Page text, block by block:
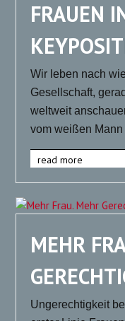
FRAUEN
Wir leben nach
Gesellschaft,
weltweit
vom weißen
read more
MEHR
Ungerechtigkeit